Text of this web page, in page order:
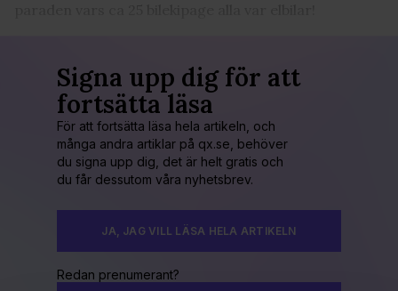
Signa upp dig för att
fortsätta läsa
För att fortsätta läsa hela artikeln, och
många andra artiklar på qx.se, behöver
du signa upp dig, det är helt gratis och
du får dessutom våra nyhetsbrev.
JA, JAG VILL LÄSA HELA ARTIKELN
Redan prenumerant?